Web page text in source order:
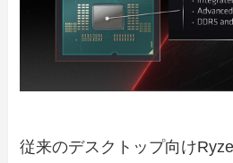
従来のデスクトップ向け